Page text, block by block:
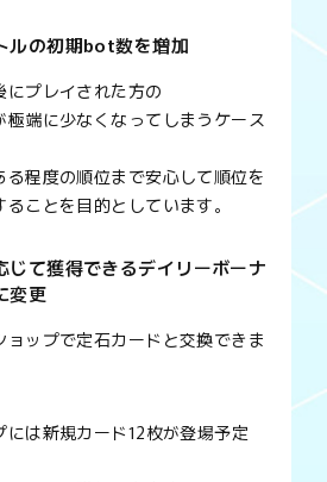
ルの初期bot数を増加
プレイされた方の
極端に少なくなってしまうケース
る程度の順位まで安心して順位を
ことを目的としています。
て獲得できるデイリーボーナ
変更
ップで定石カードと交換できま
には新規カード12枚が登場予定